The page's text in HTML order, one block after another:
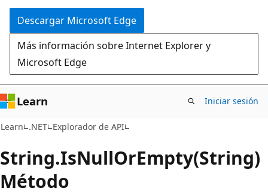
la
página
Descargar Microsoft Edge
Más información sobre Internet Explorer y
Microsoft Edge
Learn Iniciar sesión
Learn .NET Explorador de API
String.IsNullOrEmpty(String)
Método